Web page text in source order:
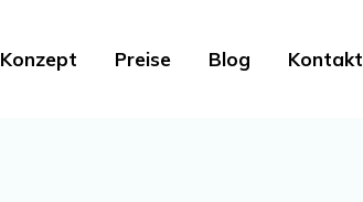
Konzept Preise Blog Kontakt